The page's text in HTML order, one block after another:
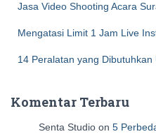
Jasa Video Shooting Acara
Mengatasi Limit 1 Jam Live
14 Peralatan yang
Komentar Terbaru
Senta Studio on 5